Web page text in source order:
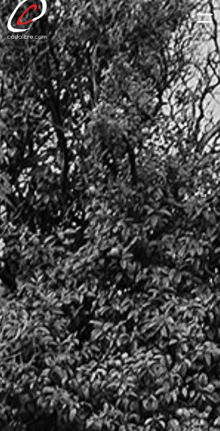
Panneau de gestion des cookies